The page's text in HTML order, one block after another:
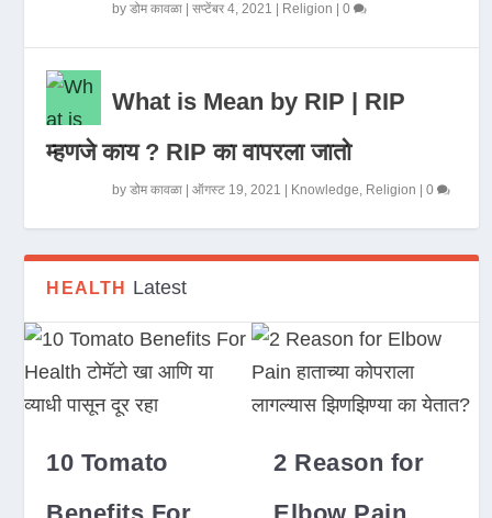
byडोम कावळा |सप्टेंबर 4, 2021 Religion |0
What is Mean by RIP | RIP
म्हणजे काय ? RIP का वापरला जातो
byडोम कावळा |ऑगस्ट 19, 2021 Knowledge, Religion |0
HEALTH Latest
10 Tomato
2 Reason for